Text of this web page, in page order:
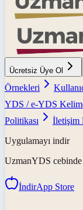
Ücretsiz Üye Ol
Örnekleri
YDS / e-YDS
Politikası
İletişim
Uygulamayı indir
UzmanYDS
İndirApp Store